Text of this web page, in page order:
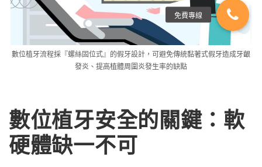
數位植牙流程採『螺絲固位式』的假牙設計，可避免傳統黏著式假牙造成牙齦
發炎、提高植體周圍炎發生率的缺點
數位植牙安全的關鍵：軟
硬體缺一不可